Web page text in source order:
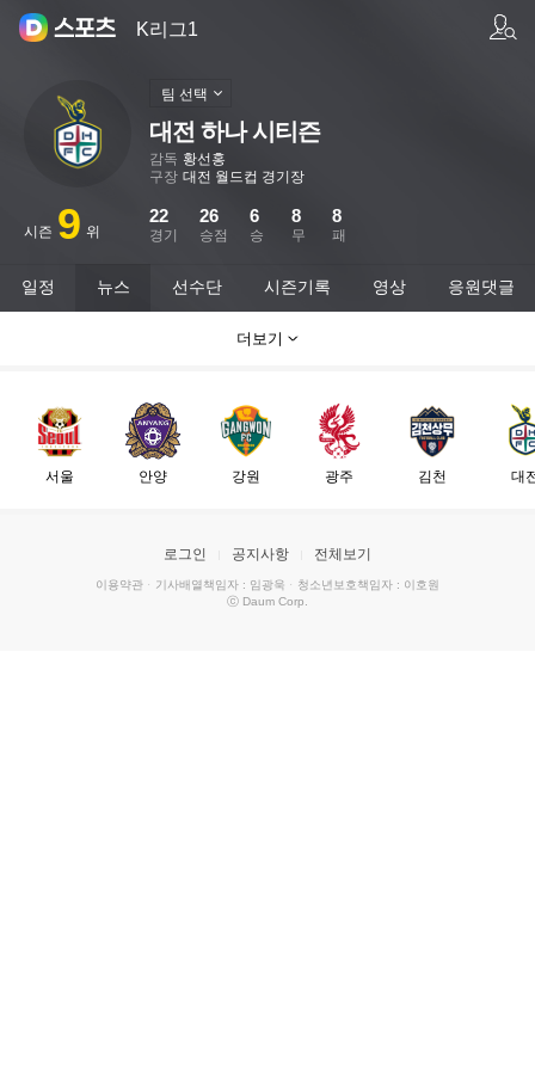
K리그1
대전 하나 시티즌
감독 황선홍
구장 대전 월드컵 경기장
시즌 9 위 경기
22
승점
26
승
6
무
8
패
8
팀 선택
일정 뉴스 선수단 시즌기록 영상 응원댓글
더보기
서울 안양 강원 광주 김천 대
로그인 공지사항 전체보기
이용약관 · 기사배열책임자 : 임광욱 · 청소년보호책임자 : 이호원
ⓒ Daum Corp.